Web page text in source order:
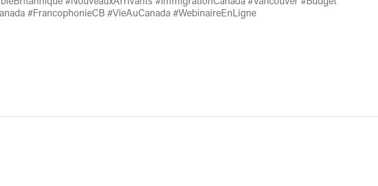
#FrancophonieCB #VieAuCanada #WebinaireEnLigne